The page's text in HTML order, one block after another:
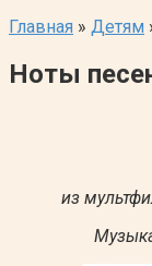
Главная » Детям
Ноты
из